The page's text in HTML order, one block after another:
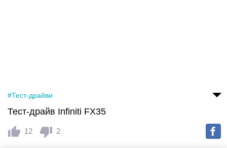
#Тест-драйви
Тест-драйв Infiniti FX35
12 2